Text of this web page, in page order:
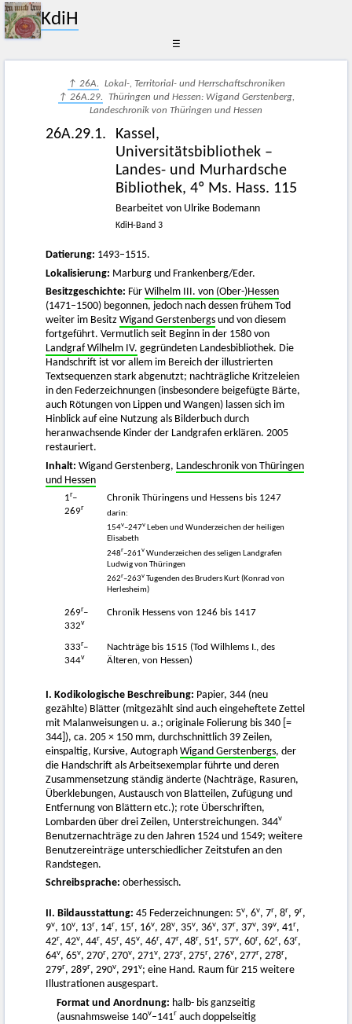
KdiH
☰
↑ 26A. Lokal-, Territorial- und Herrschaftschroniken
↑ 26A.29. Thüringen und Hessen: Wigand Gerstenberg,
Landeschronik von Thüringen und Hessen
26A.29.1.
Kassel,
Universitätsbibliothek –
Landes- und Murhardsche
Bibliothek, 4º Ms. Hass. 115
Bearbeitet von Ulrike Bodemann
KdiH-Band 3
Datierung: 1493–1515.
Lokalisierung: Marburg und Frankenberg/Eder.
Besitzgeschichte: Für Wilhelm III. von (Ober-)Hessen
(1471–1500) begonnen, jedoch nach dessen frühem Tod
weiter im Besitz Wigand Gerstenbergs und von diesem
fortgeführt. Vermutlich seit Beginn in der 1580 von
Landgraf Wilhelm IV. gegründeten Landesbibliothek. Die
Handschrift ist vor allem im Bereich der illustrierten
Textsequenzen stark abgenutzt; nachträgliche Kritzeleien
in den Federzeichnungen (insbesondere beigefügte Bärte,
auch Rötungen von Lippen und Wangen) lassen sich im
Hinblick auf eine Nutzung als Bilderbuch durch
heranwachsende Kinder der Landgrafen erklären. 2005
restauriert.
Inhalt: Wigand Gerstenberg, Landeschronik von Thüringen
und Hessen
1r–
269r
Chronik Thüringens und Hessens bis 1247
darin:
154v–247v Leben und Wunderzeichen der heiligen
Elisabeth
248r–261v Wunderzeichen des seligen Landgrafen
Ludwig von Thüringen
262r–263v Tugenden des Bruders Kurt (Konrad von
Herlesheim)
269r–
332v
Chronik Hessens von 1246 bis 1417
333r–
344v
Nachträge bis 1515 (Tod Wilhlems I., des
Älteren, von Hessen)
I. Kodikologische Beschreibung: Papier, 344 (neu
gezählte) Blätter (mitgezählt sind auch eingeheftete Zettel
mit Malanweisungen u. a.; originale Folierung bis 340 [=
344]), ca. 205 × 150 mm, durchschnittlich 39 Zeilen,
einspaltig, Kursive, Autograph Wigand Gerstenbergs, der
die Handschrift als Arbeitsexemplar führte und deren
Zusammensetzung ständig änderte (Nachträge, Rasuren,
Überklebungen, Austausch von Blatteilen, Zufügung und
Entfernung von Blättern etc.); rote Überschriften,
Lombarden über drei Zeilen, Unterstreichungen. 344v
Benutzernachträge zu den Jahren 1524 und 1549; weitere
Benutzereinträge unterschiedlicher Zeitstufen an den
Randstegen.
Schreibsprache: oberhessisch.
II. Bildausstattung: 45 Federzeichnungen: 5v, 6v, 7r, 8r, 9r,
9v, 10v, 13r, 14r, 15r, 16v, 28v, 35v, 36v, 37r, 37v, 39v, 41r,
42r, 42v, 44r, 45r, 45v, 46r, 47r, 48r, 51r, 57v, 60r, 62r, 63r,
64v, 65v, 270r, 270v, 271v, 273r, 275r, 276v, 277r, 278r,
279r, 289r, 290v, 291v; eine Hand. Raum für 215 weitere
Illustrationen ausgespart.
Format und Anordnung: halb- bis ganzseitig
(ausnahmsweise 140v–141r auch doppelseitig